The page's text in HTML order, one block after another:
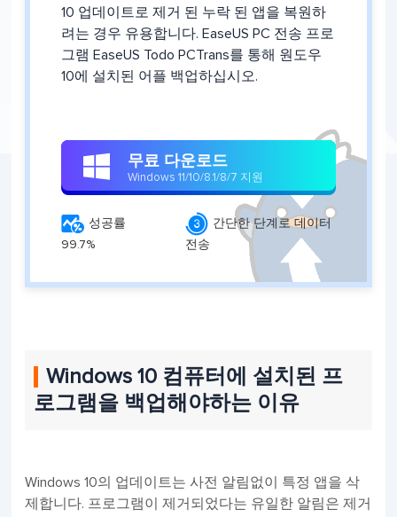
10 업데이트로 제거 된 누락 된 앱을 복원하
려는 경우 유용합니다. EaseUS PC 전송 프로
그램 EaseUS Todo PCTrans를 통해 원도우
10에 설치된 어플 백업하십시오.
 무료 다운로드
Windows 11/10/8.1/8/7 지원
 성공률
99.7%
 간단한 단계로 데이터
전송
Windows 10 컴퓨터에 설치된 프
로그램을 백업해야하는 이유
Windows 10의 업데이트는 사전 알림없이 특정 앱을 삭
제합니다. 프로그램이 제거되었다는 유일한 알림은 제거